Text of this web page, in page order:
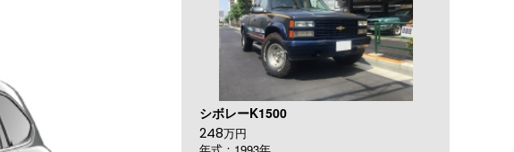
シボレーK1500
248万円